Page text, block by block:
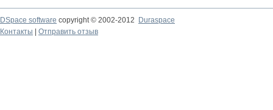
DSpace software copyright © 2002-2012
Duraspace
Контакты
Отправить отзыв